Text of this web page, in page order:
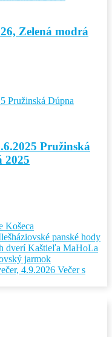
Zelená modrá
Pružinská
2025
Košeca
panské hody
dverí Kaštieľa MaHoLa
jarmok
4.9.2026 Večer s